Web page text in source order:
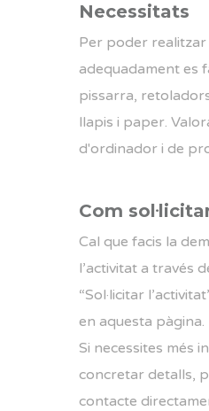
Necessitats
Per poder
adequadament es
pissarra,
llapis i paper.
d'ordinador i de
Com
Cal que facis la
l’activitat a través
“Sol·licitar
en aquesta pàgina.
Si necessites més
concretar detalls,
contacte